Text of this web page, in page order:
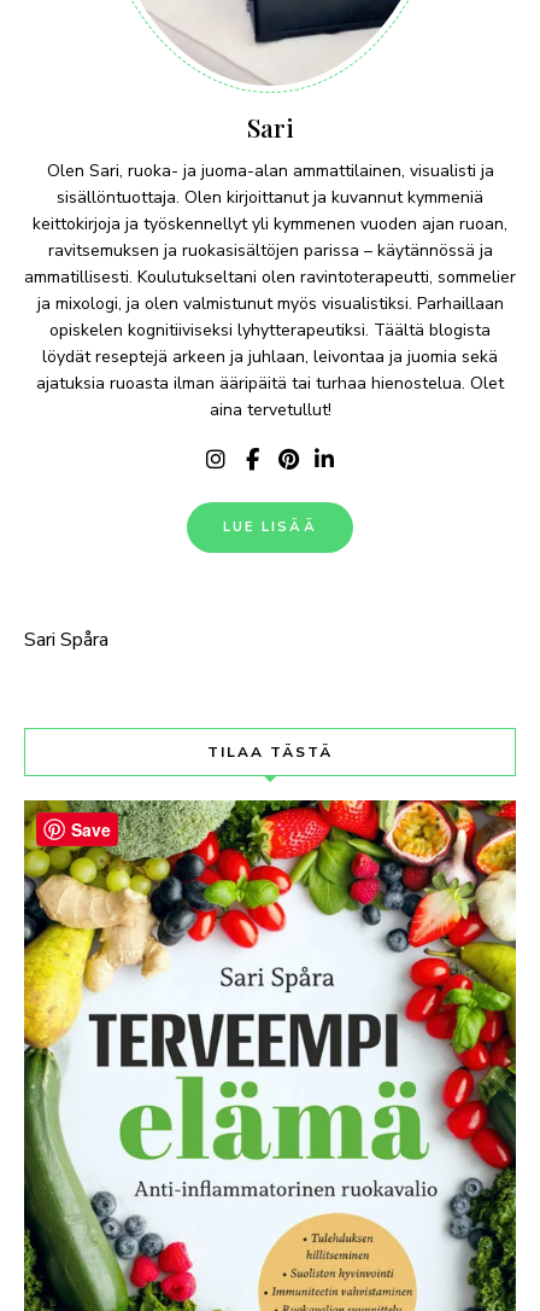
Sari
Olen Sari, ruoka- ja juoma-alan ammattilainen, visualisti ja
sisällöntuottaja. Olen kirjoittanut ja kuvannut kymmeniä
keittokirjoja ja työskennellyt yli kymmenen vuoden ajan ruoan,
ravitsemuksen ja ruokasisältöjen parissa – käytännössä ja
ammatillisesti. Koulutukseltani olen ravintoterapeutti, sommelier
ja mixologi, ja olen valmistunut myös visualistiksi. Parhaillaan
opiskelen kognitiiviseksi lyhytterapeutiksi. Täältä blogista
löydät reseptejä arkeen ja juhlaan, leivontaa ja juomia sekä
ajatuksia ruoasta ilman ääripäitä tai turhaa hienostelua. Olet
aina tervetullut!
LUE LISÄÄ
Sari Spåra
TILAA TÄSTÄ
Save